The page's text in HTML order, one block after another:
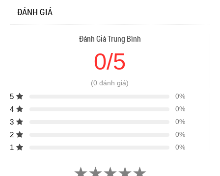
ĐÁNH GIÁ
Đánh Giá Trung Bình
0/5
(0 đánh giá)
5 0%
4 0%
3 0%
2 0%
1 0%